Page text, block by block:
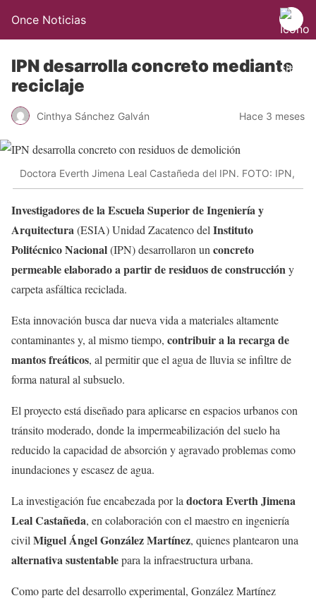
Once Noticias
IPN desarrolla concreto mediante
reciclaje
Cinthya Sánchez Galván Hace 3 meses
Doctora Everth Jimena Leal Castañeda del IPN. FOTO: IPN,
Investigadores de la Escuela Superior de Ingeniería y
Arquitectura(ESIA) Unidad Zacatenco del Instituto
Politécnico Nacional(IPN) desarrollaron un concreto
permeable elaborado a partir de residuos de construccióny
carpeta asfáltica reciclada.
Esta innovación busca dar nueva vida a materiales altamente
contaminantes y, al mismo tiempo, contribuir a la recarga de
mantos freáticos, al permitir que el agua de lluvia se infiltre de
forma natural al subsuelo.
El proyecto está diseñado para aplicarse en espacios urbanos con
tránsito moderado, donde la impermeabilización del suelo ha
reducido la capacidad de absorción y agravado problemas como
inundaciones y escasez de agua.
La investigación fue encabezada por la doctora Everth Jimena
Leal Castañeda, en colaboración con el maestro en ingeniería
civil Miguel Ángel González Martínez, quienes plantearon una
alternativa sustentablepara la infraestructura urbana.
Como parte del desarrollo experimental, González Martínez